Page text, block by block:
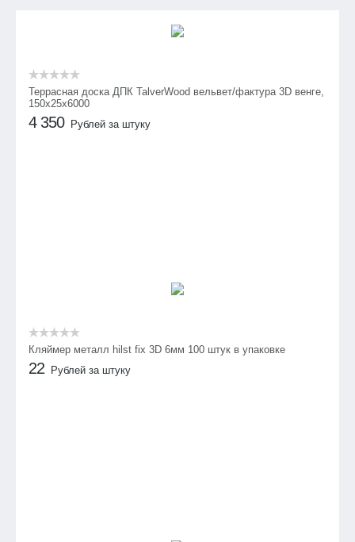
Террасная доска ДПК TalverWood вельвет/фактура 3D венге,
150х25х6000
4 350 Рублей за штуку
Кляймер металл hilst fix 3D 6мм 100 штук в упаковке
22 Рублей за штуку